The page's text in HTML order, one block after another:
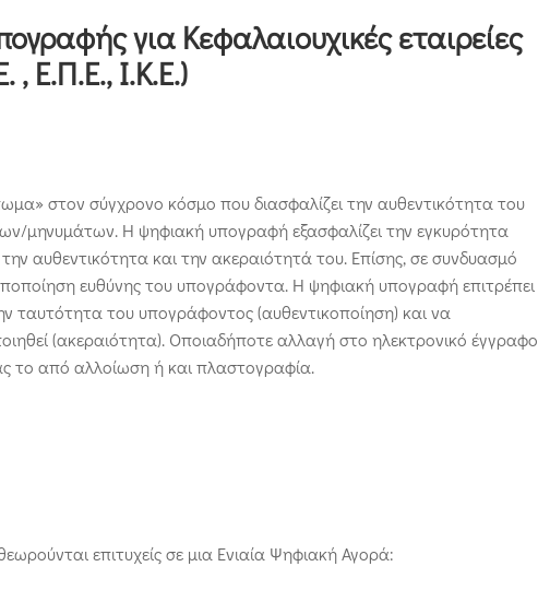
για Κεφαλαιουχικές εταιρείες
, Ε.Π.Ε., Ι.Κ.Ε.)
στον σύγχρονο κόσμο που διασφαλίζει την αυθεντικότητα του
μηνυμάτων. Η ψηφιακή υπογραφή εξασφαλίζει την εγκυρότητα
αυθεντικότητα και την ακεραιότητά του. Επίσης, σε συνδυασμό
ευθύνης του υπογράφοντα. Η ψηφιακή υπογραφή επιτρέπει
ταυτότητα του υπογράφοντος (αυθεντικοποίηση) και να
(ακεραιότητα). Οποιαδήποτε αλλαγή στο ηλεκτρονικό έγγραφο
το από αλλοίωση ή και πλαστογραφία.
επιτυχείς σε μια Ενιαία Ψηφιακή Αγορά: